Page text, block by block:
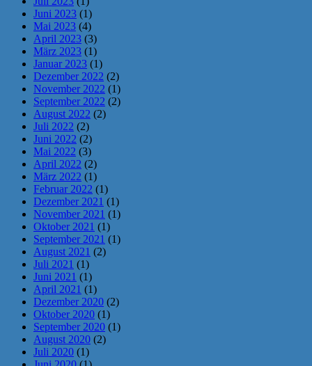
Juni 2023 (1)
Mai 2023 (4)
April 2023 (3)
März 2023 (1)
Januar 2023 (1)
Dezember 2022 (2)
November 2022 (1)
September 2022 (2)
August 2022 (2)
Juli 2022 (2)
Juni 2022 (2)
Mai 2022 (3)
April 2022 (2)
März 2022 (1)
Februar 2022 (1)
Dezember 2021 (1)
November 2021 (1)
Oktober 2021 (1)
September 2021 (1)
August 2021 (2)
Juli 2021 (1)
Juni 2021 (1)
April 2021 (1)
Dezember 2020 (2)
Oktober 2020 (1)
September 2020 (1)
August 2020 (2)
Juli 2020 (1)